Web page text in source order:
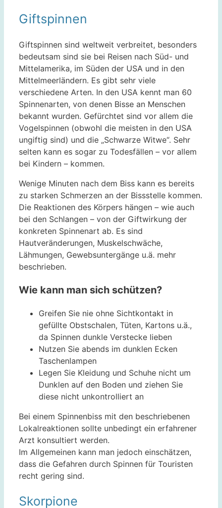
Giftspinnen
Giftspinnen sind weltweit verbreitet, besonders
bedeutsam sind sie bei Reisen nach Süd- und
Mittelamerika, im Süden der USA und in den
Mittelmeerländern. Es gibt sehr viele
verschiedene Arten. In den USA kennt man 60
Spinnenarten, von denen Bisse an Menschen
bekannt wurden. Gefürchtet sind vor allem die
Vogelspinnen (obwohl die meisten in den USA
ungiftig sind) und die „Schwarze Witwe“. Sehr
selten kann es sogar zu Todesfällen – vor allem
bei Kindern – kommen.
Wenige Minuten nach dem Biss kann es bereits
zu starken Schmerzen an der Bissstelle kommen.
Die Reaktionen des Körpers hängen – wie auch
bei den Schlangen – von der Giftwirkung der
konkreten Spinnenart ab. Es sind
Hautveränderungen, Muskelschwäche,
Lähmungen, Gewebsuntergänge u.ä. mehr
beschrieben.
Wie kann man sich schützen?
Greifen Sie nie ohne Sichtkontakt in
gefüllte Obstschalen, Tüten, Kartons u.ä.,
da Spinnen dunkle Verstecke lieben
Nutzen Sie abends im dunklen Ecken
Taschenlampen
Legen Sie Kleidung und Schuhe nicht um
Dunklen auf den Boden und ziehen Sie
diese nicht unkontrolliert an
Bei einem Spinnenbiss mit den beschriebenen
Lokalreaktionen sollte unbedingt ein erfahrener
Arzt konsultiert werden.
Im Allgemeinen kann man jedoch einschätzen,
dass die Gefahren durch Spinnen für Touristen
recht gering sind.
Skorpione